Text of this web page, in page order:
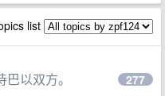
list
以双方。 277